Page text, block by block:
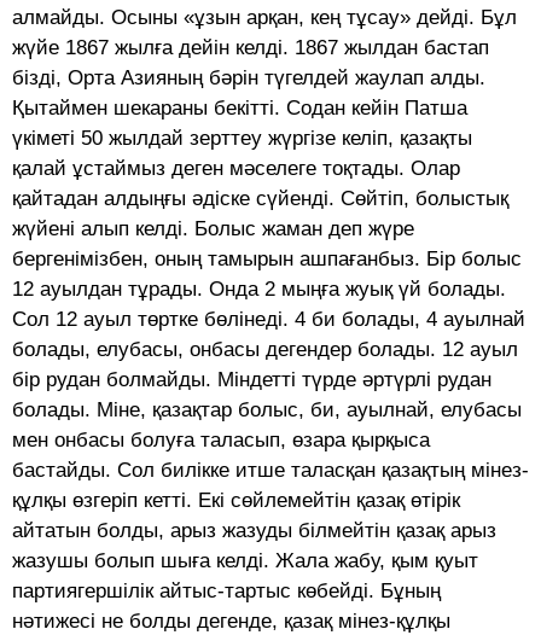
алмайды. Осыны «ұзын арқан, кең тұсау» дейді. Бұл
жүйе 1867 жылға дейін келді. 1867 жылдан бастап
бізді, Орта Азияның бәрін түгелдей жаулап алды.
Қытаймен шекараны бекітті. Содан кейін Патша
үкіметі 50 жылдай зерттеу жүргізе келіп, қазақты
қалай ұстаймыз деген мәселеге тоқтады. Олар
қайтадан алдыңғы әдіске сүйенді. Сөйтіп, болыстық
жүйені алып келді. Болыс жаман деп жүре
бергенімізбен, оның тамырын ашпағанбыз. Бір болыс
12 ауылдан тұрады. Онда 2 мыңға жуық үй болады.
Сол 12 ауыл төртке бөлінеді. 4 би болады, 4 ауылнай
болады, елубасы, онбасы дегендер болады. 12 ауыл
бір рудан болмайды. Міндетті түрде әртүрлі рудан
болады. Міне, қазақтар болыс, би, ауылнай, елубасы
мен онбасы болуға таласып, өзара қырқыса
бастайды. Сол билікке итше таласқан қазақтың мінез-
құлқы өзгеріп кетті. Екі сөйлемейтін қазақ өтірік
айтатын болды, арыз жазуды білмейтін қазақ арыз
жазушы болып шыға келді. Жала жабу, қым қуыт
партиягершілік айтыс-тартыс көбейді. Бұның
нәтижесі не болды дегенде, қазақ мінез-құлқы